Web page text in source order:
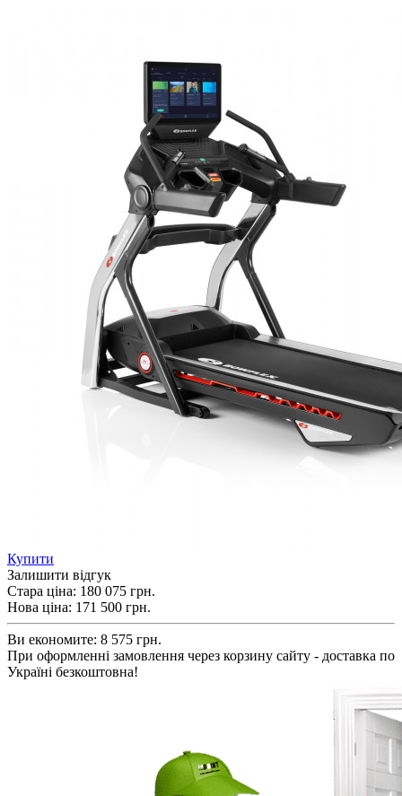
Купити
Залишити відгук
Стара ціна: 180 075 грн.
Нова ціна: 171 500 грн.
Ви економите: 8 575 грн.
При оформленні замовлення через корзину сайту - доставка по
Україні безкоштовна!